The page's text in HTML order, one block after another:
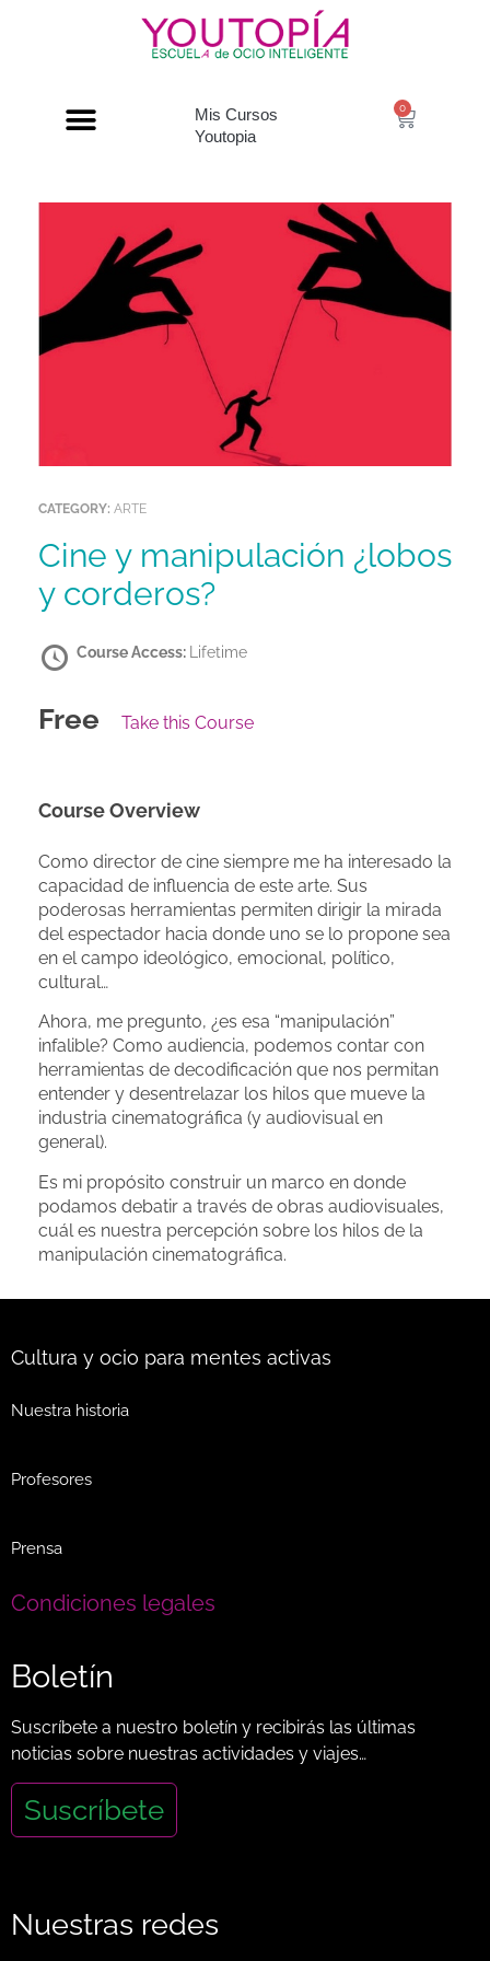
Mis Cursos
Youtopia
0
CATEGORY: ARTE
Cine y manipulación ¿lobos
y corderos?
Course Access: Lifetime
Free Take this Course
Course Overview
Como director de cine siempre me ha interesado la
capacidad de influencia de este arte. Sus
poderosas herramientas permiten dirigir la mirada
del espectador hacia donde uno se lo propone sea
en el campo ideológico, emocional, político,
cultural…
Ahora, me pregunto, ¿es esa “manipulación”
infalible? Como audiencia, podemos contar con
herramientas de decodificación que nos permitan
entender y desentrelazar los hilos que mueve la
industria cinematográfica (y audiovisual en
general).
Es mi propósito construir un marco en donde
podamos debatir a través de obras audiovisuales,
cuál es nuestra percepción sobre los hilos de la
manipulación cinematográfica.
Cultura y ocio para mentes activas
Nuestra historia
Profesores
Prensa
Condiciones legales
Boletín
Suscríbete a nuestro boletín y recibirás las últimas
noticias sobre nuestras actividades y viajes…
Suscríbete
Nuestras redes